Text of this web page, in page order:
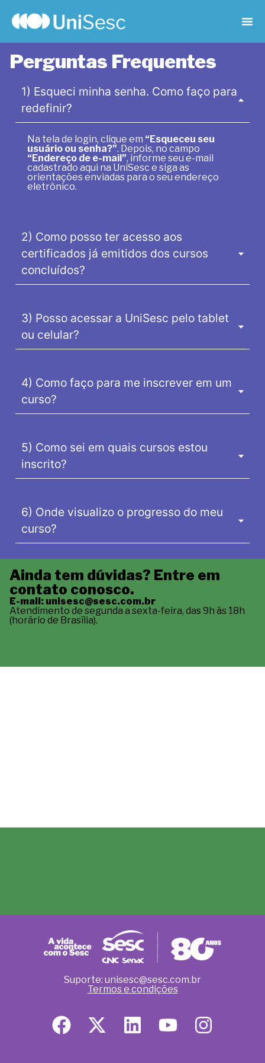
Perguntas Frequentes
1) Esqueci minha senha. Como faço para
redefinir?
Na tela de login, clique em “Esqueceu seu
usuário ou senha?”. Depois, no campo
“Endereço de e-mail”, informe seu e-mail
cadastrado aqui na UniSesc e siga as
orientações enviadas para o seu endereço
eletrônico.
2) Como posso ter acesso aos
certificados já emitidos dos cursos
concluídos?
3) Posso acessar a UniSesc pelo tablet
ou celular?
4) Como faço para me inscrever em um
curso?
5) Como sei em quais cursos estou
inscrito?
6) Onde visualizo o progresso do meu
curso?
Ainda tem dúvidas? Entre em
contato conosco.
E-mail: unisesc@sesc.com.br
Atendimento de segunda a sexta-feira, das 9h às 18h
(horário de Brasília).
Suporte: unisesc@sesc.com.br
Termos e condições